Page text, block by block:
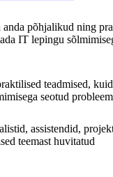
anda põhjalikud ning
IT lepingu
teadmised,
seotud
assistendid,
teemast huvitatud